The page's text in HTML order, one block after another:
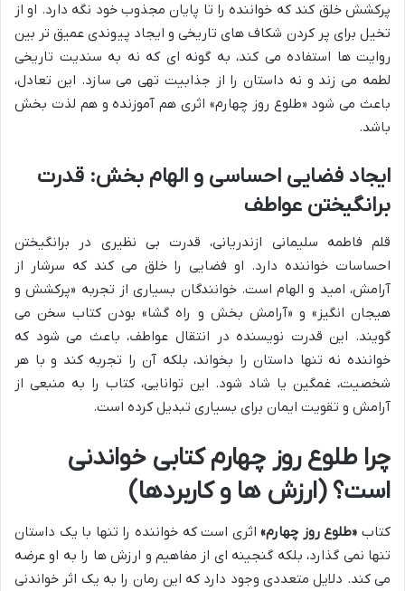
پرکشش خلق کند که خواننده را تا پایان مجذوب خود نگه دارد. او از
تخیل برای پر کردن شکاف های تاریخی و ایجاد پیوندی عمیق تر بین
روایت ها استفاده می کند، به گونه ای که نه به سندیت تاریخی
لطمه می زند و نه داستان را از جذابیت تهی می سازد. این تعادل،
باعث می شود «طلوع روز چهارم» اثری هم آموزنده و هم لذت بخش
باشد.
ایجاد فضایی احساسی و الهام بخش: قدرت
برانگیختن عواطف
قلم فاطمه سلیمانی ازندریانی، قدرت بی نظیری در برانگیختن
احساسات خواننده دارد. او فضایی را خلق می کند که سرشار از
آرامش، امید و الهام است. خوانندگان بسیاری از تجربه «پرکشش و
هیجان انگیز» و «آرامش بخش و راه گشا» بودن کتاب سخن می
گویند. این قدرت نویسنده در انتقال عواطف، باعث می شود که
خواننده نه تنها داستان را بخواند، بلکه آن را تجربه کند و با هر
شخصیت، غمگین یا شاد شود. این توانایی، کتاب را به منبعی از
آرامش و تقویت ایمان برای بسیاری تبدیل کرده است.
چرا طلوع روز چهارم کتابی خواندنی
است؟ (ارزش ها و کاربردها)
کتاب «طلوع روز چهارم»اثری است که خواننده را تنها با یک داستان
تنها نمی گذارد، بلکه گنجینه ای از مفاهیم و ارزش ها را به او عرضه
می کند. دلایل متعددی وجود دارد که این رمان را به یک اثر خواندنی